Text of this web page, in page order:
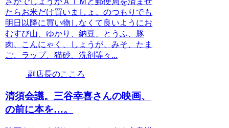
たらお米だけ買いましょ。のつもりでも
明日以降に買い物しなくて良いようにお
むすび山、ゆかり、納豆、とうふ、豚
肉、こんにゃく、しょうが、みそ、たま
ご、ラップ、猫砂、洗剤等々...
副店長のこころ
清須会議。三谷幸喜さんの映画、
の前に本を…。